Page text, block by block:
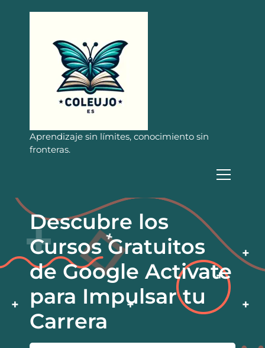
Aprendizaje sin límites, conocimiento sin
fronteras.
Descubre los
Cursos Gratuitos
de Google Activate
para Impulsar tu
Carrera